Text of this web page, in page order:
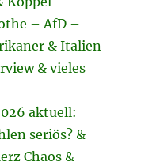
– AfD –
& Italien
& vieles
aktuell:
seriös? &
Chaos &